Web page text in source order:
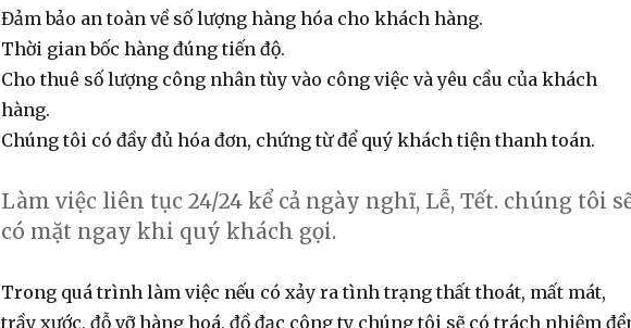
Đảm bảo an toàn về số lượng hàng hóa cho khách hàng.
Thời gian bốc hàng đúng tiến độ.
Cho thuê số lượng công nhân tùy vào công việc và yêu cầu của khách
hàng.
Chúng tôi có đầy đủ hóa đơn, chứng từ để quý khách tiện thanh toán.
Làm việc liên tục 24/24 kể cả ngày nghĩ, Lễ, Tết. chúng tôi
có mặt ngay khi quý khách gọi.
Trong quá trình làm việc nếu có xảy ra tình trạng thất thoát, mất mát,
trầy xước, đỗ vỡ hàng hoá, đồ đạc công ty chúng tôi sẽ có trách nhiệm